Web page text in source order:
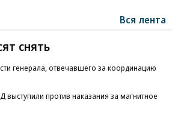
Вся лента
снять
генерала, отвечавшего за координацию
против наказания за магнитное